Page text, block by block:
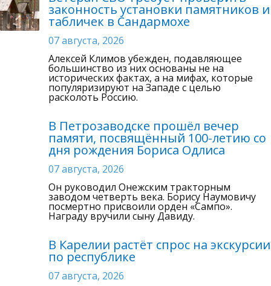
законность установки памятников и
табличек в Сандармохе
07 августа, 2026
Алексей Климов убежден, подавляющее
большинство из них основаны не на
исторических фактах, а на мифах, которые
популяризируют на Западе с целью
расколоть Россию.
В Петрозаводске прошёл вечер
памяти, посвящённый 100-летию со
дня рождения Бориса Одлиса
07 августа, 2026
Он руководил Онежским тракторным
заводом четверть века. Борису Наумовичу
посмертно присвоили орден «Сампо».
Награду вручили сыну Давиду.
В Карелии растёт спрос на экскурсии
по республике
07 августа, 2026